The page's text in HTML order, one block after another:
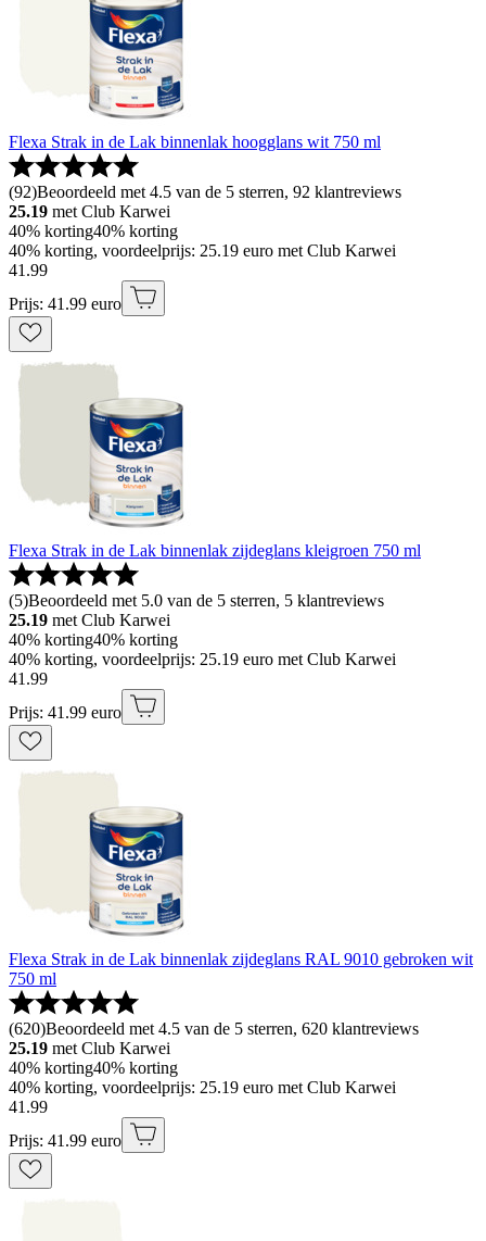
Flexa Strak in de Lak binnenlak hoogglans wit 750 ml
(92)Beoordeeld met 4.5 van de 5 sterren, 92 klantreviews
25.19 met Club Karwei
40% korting40% korting
40% korting, voordeelprijs: 25.19 euro met Club Karwei
41 .99
Prijs: 41.99 euro
Flexa Strak in de Lak binnenlak zijdeglans kleigroen 750 ml
(5)Beoordeeld met 5.0 van de 5 sterren, 5 klantreviews
25.19 met Club Karwei
40% korting40% korting
40% korting, voordeelprijs: 25.19 euro met Club Karwei
41 .99
Prijs: 41.99 euro
Flexa Strak in de Lak binnenlak zijdeglans RAL 9010 gebroken wit
750 ml
(620)Beoordeeld met 4.5 van de 5 sterren, 620 klantreviews
25.19 met Club Karwei
40% korting40% korting
40% korting, voordeelprijs: 25.19 euro met Club Karwei
41 .99
Prijs: 41.99 euro